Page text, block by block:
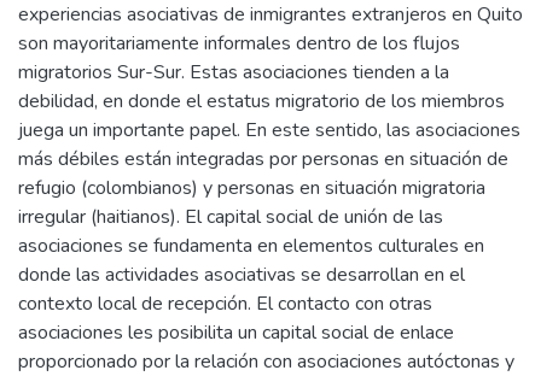
experiencias asociativas de inmigrantes extranjeros en Quito
son mayoritariamente informales dentro de los flujos
migratorios Sur-Sur. Estas asociaciones tienden a la
debilidad, en donde el estatus migratorio de los miembros
juega un importante papel. En este sentido, las asociaciones
más débiles están integradas por personas en situación de
refugio (colombianos) y personas en situación migratoria
irregular (haitianos). El capital social de unión de las
asociaciones se fundamenta en elementos culturales en
donde las actividades asociativas se desarrollan en el
contexto local de recepción. El contacto con otras
asociaciones les posibilita un capital social de enlace
proporcionado por la relación con asociaciones autóctonas y